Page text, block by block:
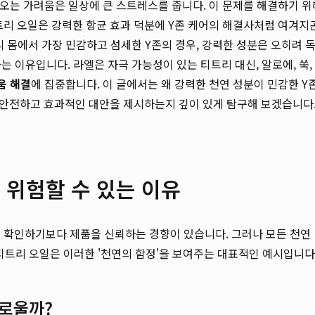
가려움은 일상에 큰 스트레스를 줍니다. 이 문제를 해결하기 위
오일은 강력한 항균 효과 덕분에 Y존 케어의 해결사처럼 여겨지
에서 가장 민감하고 섬세한 Y존의 경우, 강력한 성분은 오히려 독
이유입니다. 라엘은 자극 가능성이 있는 티트리 대신, 알로에, 쑥,
해결에 집중합니다. 이 글에서는 왜 강력한 천연 성분이 민감한 Y
전하고 효과적인 대안을 제시하는지 깊이 있게 탐구해 보겠습니
험할 수 있는 이유
인하기보다 제품을 신뢰하는 경향이 있습니다. 그러나 모든 천연
리 오일은 이러한 '천연의 함정'을 보여주는 대표적인 예시입니
울까?